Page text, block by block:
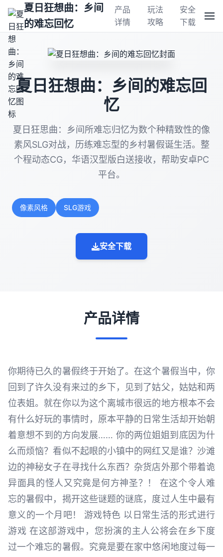
夏日狂想曲：乡间
的难忘回忆
产品
详情
玩法
攻略
安全
下载
夏日狂想曲：乡间的难忘回
忆
夏日狂思曲：乡间所难忘归忆为数个种精致性的像
素风SLG对战，历练难忘型的乡村暑假诞生活。整
个程动态CG，华语汉型版白送接收，帮助安卓PC
平台。
像素风格 SLG游戏
安全下载
产品详情
你期待已久的暑假终于开始了。在这个暑假当中，你
回到了许久没有来过的乡下，见到了姑父，姑姑和两
位表姐。就在你以为这个离城市很远的地方根本不会
有什么好玩的事情时，原本平静的日常生活却开始朝
着意想不到的方向发展…… 你的两位姐姐到底因为什
么而烦恼？看似不起眼的小镇中的网红又是谁？沙滩
边的神秘女子在寻找什么东西？杂货店外那个带着诡
异面具的怪人又究竟是何方神圣？！ 在这个令人难
忘的暑假中，揭开这些谜题的谜底，度过人生中最有
意义的一个月吧！ 游戏特色 以日常生活的形式进行
游戏 在这部游戏中，您扮演的主人公将会在乡下度
过一个难忘的暑假。究竟是要在家中悠闲地度过每一